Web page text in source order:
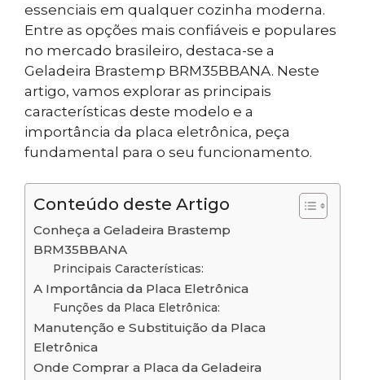
essenciais em qualquer cozinha moderna.
Entre as opções mais confiáveis e populares
no mercado brasileiro, destaca-se a
Geladeira Brastemp BRM35BBANA. Neste
artigo, vamos explorar as principais
características deste modelo e a
importância da placa eletrônica, peça
fundamental para o seu funcionamento.
Conteúdo deste Artigo
Conheça a Geladeira Brastemp
BRM35BBANA
Principais Características:
A Importância da Placa Eletrônica
Funções da Placa Eletrônica:
Manutenção e Substituição da Placa
Eletrônica
Onde Comprar a Placa da Geladeira